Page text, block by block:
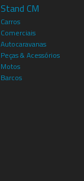
Stand CM
Carros
Comerciais
Autocaravanas
Peças & Acessórios
Motos
Barcos